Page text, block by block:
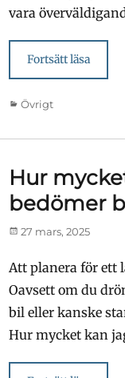
vara
Fortsätt läsa
Kategorier
Övrigt
Hur
bedömer
Publicerad
27 mars, 2025
Att planera för ett
Oavsett om du
bil eller kanske
Hur mycket kan